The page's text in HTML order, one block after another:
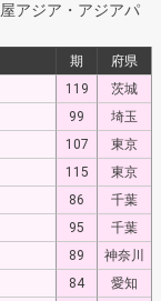
アジア・アジアパ
期 府県
119
茨城
99
埼玉
107
東京
115 東京
86
千葉
95
千葉
89 神奈川
84
愛知